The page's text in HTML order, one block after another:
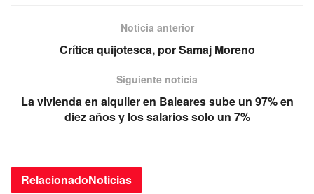
Noticia anterior
Crítica quijotesca, por Samaj Moreno
Siguiente noticia
La vivienda en alquiler en Baleares sube un 97% en
diez años y los salarios solo un 7%
RelacionadoNoticias